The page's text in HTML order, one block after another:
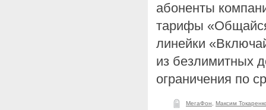
абоненты
тарифы
линейки
из безлимитных
ограничения по
МегаФон Максим